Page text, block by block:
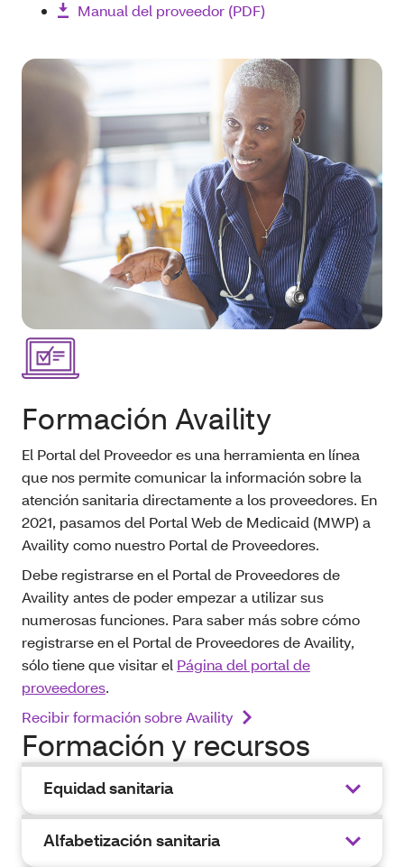
Manual del proveedor (PDF)
Formación Availity
El Portal del Proveedor es una herramienta en línea
que nos permite comunicar la información sobre la
atención sanitaria directamente a los proveedores. En
2021, pasamos del Portal Web de Medicaid (MWP) a
Availity como nuestro Portal de Proveedores.
Debe registrarse en el Portal de Proveedores de
Availity antes de poder empezar a utilizar sus
numerosas funciones. Para saber más sobre cómo
registrarse en el Portal de Proveedores de Availity,
sólo tiene que visitar el Página del portal de
proveedores.
Recibir formación sobre Availity
Formación y recursos
Equidad sanitaria
Alfabetización sanitaria